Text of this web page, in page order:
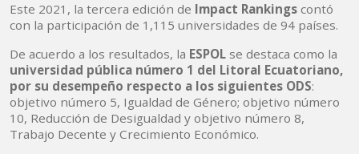
Este 2021, la tercera edición de Impact Rankings contó
con la participación de 1,115 universidades de 94 países.
De acuerdo a los resultados, la ESPOL se destaca como la
universidad pública número 1 del Litoral Ecuatoriano,
por su desempeño respecto a los siguientes ODS:
objetivo número 5, Igualdad de Género; objetivo número
10, Reducción de Desigualdad y objetivo número 8,
Trabajo Decente y Crecimiento Económico.